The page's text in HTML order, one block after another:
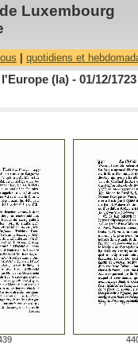
Luxembourg
quotidiens et
(la) - 01/12/1723